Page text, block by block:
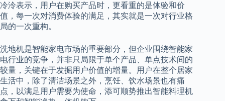
冷泠表示，用户在购买产品时，更看重的是体验和价
值，每一次对消费体验的满足，其实就是一次对行业格
局的一次重构。
洗地机是智能家电市场的重要部分，但企业围绕智能家
电行业的竞争，并非只局限于单个产品、单点技术间的
较量，关键在于发掘用户价值的增量。用户在整个居家
生活中，除了清洁场景之外，烹饪、饮水场景也有痛
点，以满足用户需要为使命，添可顺势推出智能料理机